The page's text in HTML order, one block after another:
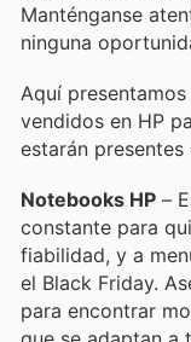
Manténganse
ninguna
Aquí
vendidos en HP
estarán presentes
Notebooks HP –
constante para
fiabilidad, y a
el Black Friday.
para encontrar